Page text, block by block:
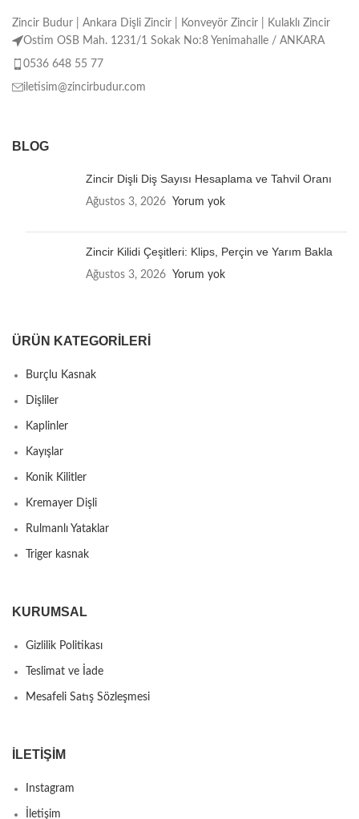
Zincir Budur | Ankara Dişli Zincir | Konveyör Zincir | Kulaklı Zincir
Ostim OSB Mah. 1231/1 Sokak No:8 Yenimahalle / ANKARA
0536 648 55 77
iletisim@zincirbudur.com
BLOG
Zincir Dişli Diş Sayısı Hesaplama ve Tahvil Oranı
Ağustos 3, 2026 Yorum yok
Zincir Kilidi Çeşitleri: Klips, Perçin ve Yarım Bakla
Ağustos 3, 2026 Yorum yok
ÜRÜN KATEGORILERI
Burçlu Kasnak
Dişliler
Kaplinler
Kayışlar
Konik Kilitler
Kremayer Dişli
Rulmanlı Yataklar
Triger kasnak
KURUMSAL
Gizlilik Politikası
Teslimat ve İade
Mesafeli Satış Sözleşmesi
İLETIŞIM
Instagram
İletişim